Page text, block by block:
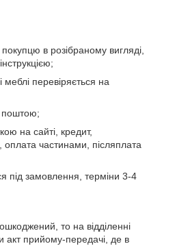
в розібраному вигляді,
меблі перевіряється на
поштою;
на сайті, кредит,
оплата частинами, післяплата
під замовлення, терміни 3-4
то на відділенні
прийому-передачі, де в